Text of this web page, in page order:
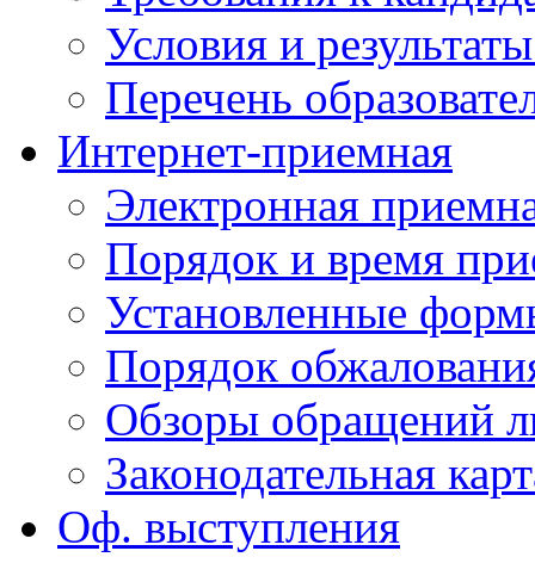
Условия и
Перечень
Интернет-приемная
Электронная
Порядок и время
Установленные
Порядок
Обзоры обращений
Законодательная
Оф. выступления